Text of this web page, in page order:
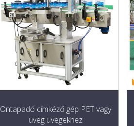
Öntapadó címkéző gép PET vagy
üveg üvegekhez